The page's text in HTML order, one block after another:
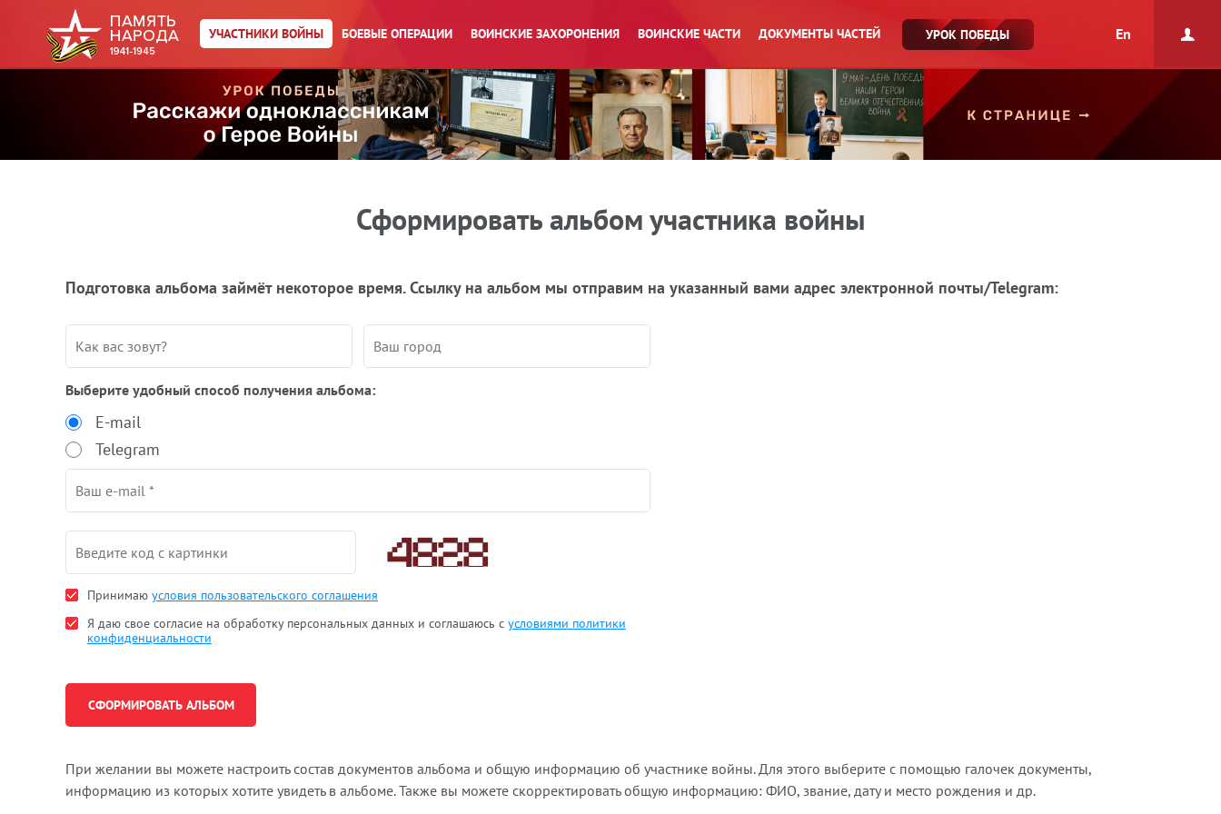
УЧАСТНИКИ ВОЙНЫ БОЕВЫЕ ОПЕРАЦИИ ВОИНСКИЕ ЗАХОРОНЕНИЯ ВОИНСКИЕ ЧАСТИ ДОКУМЕНТЫ ЧАСТЕЙ УРОК ПОБЕДЫ En
Сформировать альбом участника войны
Подготовка альбома займёт некоторое время. Ссылку на альбом мы отправим на указанный вами адрес электронной почты/Telegram:
Выберите удобный способ получения альбома:
E-mail
Telegram
Принимаю условия пользовательского соглашения
Я даю свое согласие на обработку персональных данных и соглашаюсь с условиями политики
конфиденциальности
При желании вы можете настроить состав документов альбома и общую информацию об участнике войны. Для этого выберите с помощью галочек документы,
информацию из которых хотите увидеть в альбоме. Также вы можете скорректировать общую информацию: ФИО, звание, дату и место рождения и др.